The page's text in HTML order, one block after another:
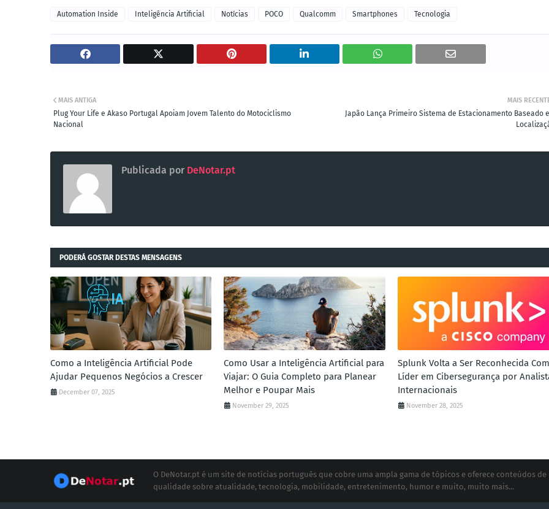
Automation Inside Inteligência Artificial Notícias POCO Qualcomm Smartphones Tecnologia
MAIS
Japão Lança Primeiro Sistema de Estacionamento Baseado
MAIS ANTIGA
Plug Your Life e Akaso Portugal Apoiam Jovem Talento do Motociclismo
Nacional
Publicada por DeNotar.pt
PODERÁ GOSTAR DESTAS MENSAGENS
Como a Inteligência Artificial Pode
Ajudar Pequenos Negócios a Crescer
December 07, 2025
Como Usar a Inteligência Artificial para
Viajar: O Guia Completo para Planear
Melhor e Poupar Mais
November 29, 2025
Splunk Volta a Ser Reconhecida
Líder em Cibersegurança por
Internacionais
November 28, 2025
O DeNotar.pt é um site de notícias português que cobre uma ampla gama de tópicos e oferece conteúdos de
qualidade sobre atualidade, tecnologia, mobilidade, entretenimento, humor e muito, muito mais...